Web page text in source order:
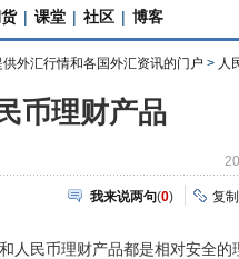
| 课堂 | 社区 | 博客
外汇行情和各国外汇资讯的门户 > 人
币理财产品
我来说两句(0) 复
民币理财产品都是相对安全的